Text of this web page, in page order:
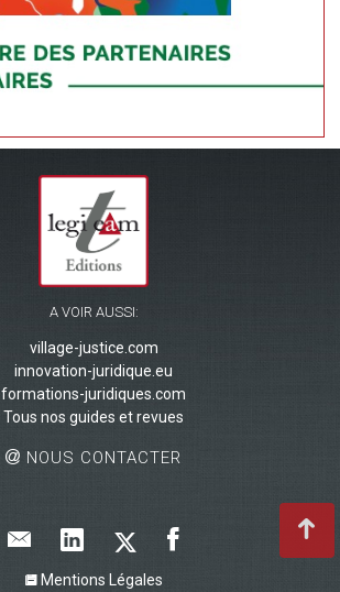
A VOIR AUSSI:
village-justice.com
innovation-juridique.eu
formations-juridiques.com
Tous nos guides et revues
NOUS CONTACTER
Mentions Légales